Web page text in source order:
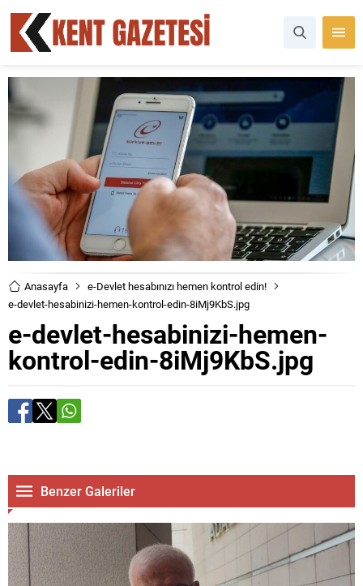
Anasayfa
e-Devlet hesabınızı hemen kontrol edin!
e-devlet-hesabinizi-hemen-kontrol-edin-8iMj9KbS.jpg
e-devlet-hesabinizi-hemen-
kontrol-edin-8iMj9KbS.jpg
Benzer Galeriler